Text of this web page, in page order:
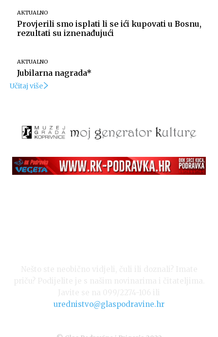
AKTUALNO
Provjerili smo isplati li se ići kupovati u Bosnu,
rezultati su iznenađujući
AKTUALNO
Jubilarna nagrada*
Učitaj više
urednistvo@glaspodravine.hr